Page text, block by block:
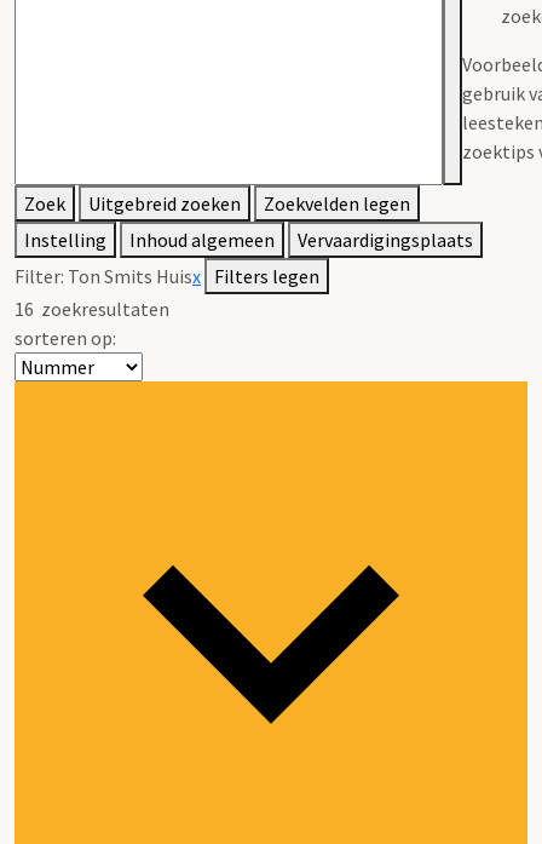
gebruik
zoektips
Zoek Uitgebreid zoeken
Zoekvelden legen
Instelling
Inhoud algemeen
Vervaardigingsplaats
Filter: Ton Smits Huisx Filters legen
16 zoekresultaten
sorteren op: